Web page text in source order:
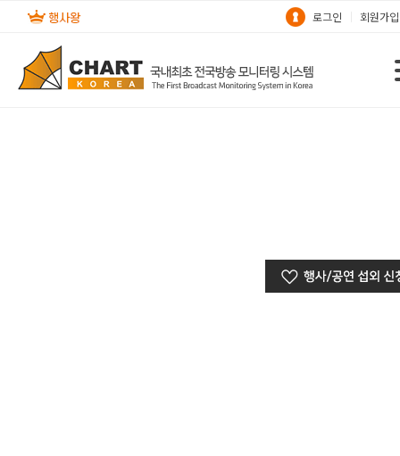
로그인 회원가입